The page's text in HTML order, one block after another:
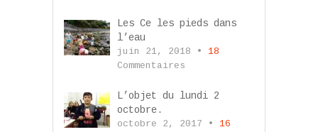
Les Ce les pieds dans
l’eau
juin 21, 2018 • 18
Commentaires
L’objet du lundi 2
octobre.
octobre 2, 2017 • 16